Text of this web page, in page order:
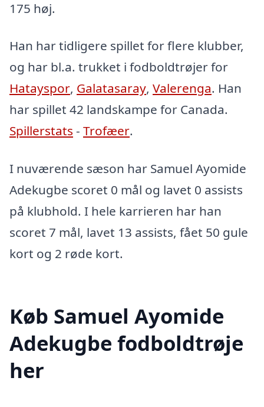
175 høj.
Han har tidligere spillet for flere klubber,
og har bl.a. trukket i fodboldtrøjer for
Hatayspor, Galatasaray, Valerenga. Han
har spillet 42 landskampe for Canada.
Spillerstats - Trofæer.
I nuværende sæson har Samuel Ayomide
Adekugbe scoret 0 mål og lavet 0 assists
på klubhold. I hele karrieren har han
scoret 7 mål, lavet 13 assists, fået 50 gule
kort og 2 røde kort.
Køb Samuel Ayomide
Adekugbe fodboldtrøje
her